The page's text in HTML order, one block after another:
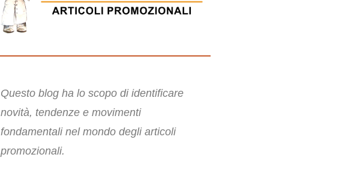
Questo blog ha lo scopo di identificare
novità, tendenze e movimenti
fondamentali nel mondo degli articoli
promozionali.